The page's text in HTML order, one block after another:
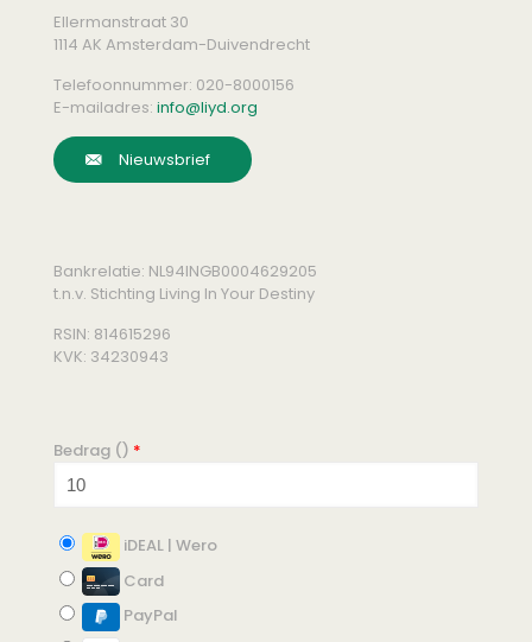
Ellermanstraat 30
1114 AK Amsterdam-Duivendrecht
Telefoonnummer: 020-8000156
E-mailadres: info@liyd.org
Nieuwsbrief
Bankrelatie: NL94INGB0004629205
t.n.v. Stichting Living In Your Destiny
RSIN: 814615296
KVK: 34230943
Bedrag () *
iDEAL | Wero
Card
PayPal